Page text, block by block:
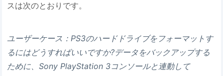
スは次のとおりです。
ユーザーケース：PS3のハードドライブをフォーマットす
るにはどうすればいいですか?データをバックアップする
ために、Sony PlayStation 3コンソールと連動して